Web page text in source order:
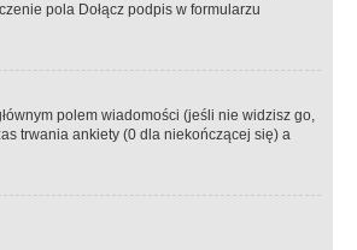
pola Dołącz podpis w formularzu
polem wiadomości (jeśli nie widzisz go,
trwania ankiety (0 dla niekończącej się) a